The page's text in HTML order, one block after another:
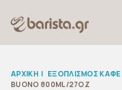
ΑΡΧΙΚΉ | ΕΞΟΠΛΙΣΜΟΣ ΚΑΦΕ
BUONO 800ML/27OZ